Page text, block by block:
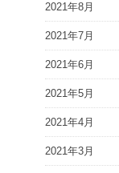
2021年8月
2021年7月
2021年6月
2021年5月
2021年4月
2021年3月